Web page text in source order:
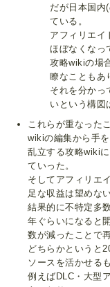
だが日本国内
ている。
アフィリエイ
ほぼなくなっ
攻略wikiの場
瞭なこともあ
それを分かっ
いという構図
これらが重なった
wikiの編集から手
乱立する攻略wiki
ていった。
そしてアフィリエ
足な収益は望めな
結果的に不特定多
年ぐらいになると
数が減ったことで
どちらかというと
ソースを活かせる
例えばDLC・大型